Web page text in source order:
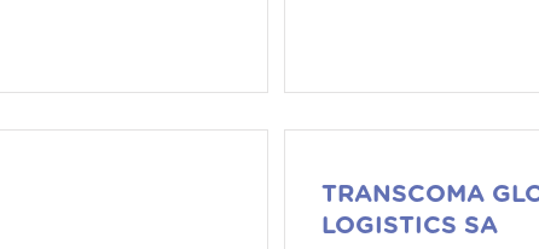
TRANSCOMA
LOGISTICS SA